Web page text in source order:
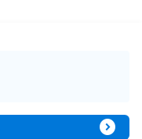
expand_circle_right